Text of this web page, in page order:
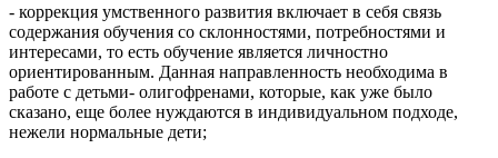
- коррекция умственного развития включает в себя связь
содержания обучения со склонностями, потребностями и
интересами, то есть обучение является личностно
ориентированным. Данная направленность необходима в
работе с детьми- олигофренами, которые, как уже было
сказано, еще более нуждаются в индивидуальном подходе,
нежели нормальные дети;